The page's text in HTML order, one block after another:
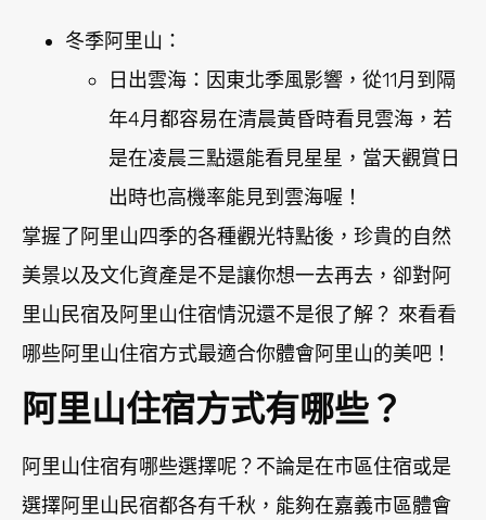
冬季阿里山：
日出雲海：因東北季風影響，從11月到隔
年4月都容易在清晨黃昏時看見雲海，若
是在凌晨三點還能看見星星，當天觀賞日
出時也高機率能見到雲海喔！
掌握了阿里山四季的各種觀光特點後，珍貴的自然
美景以及文化資產是不是讓你想一去再去，卻對阿
里山民宿及阿里山住宿情況還不是很了解？ 來看看
哪些阿里山住宿方式最適合你體會阿里山的美吧！
阿里山住宿方式有哪些？
阿里山住宿有哪些選擇呢？不論是在市區住宿或是
選擇阿里山民宿都各有千秋，能夠在嘉義市區體會